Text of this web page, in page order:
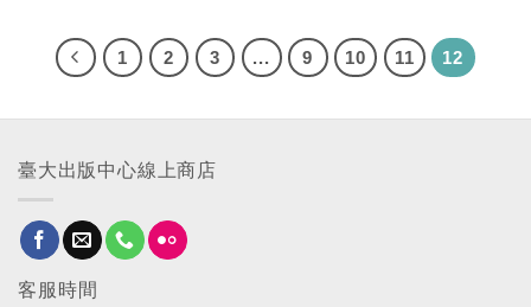
1 2 3 ... 9 10 11 12
臺大出版中心線上商店
客服時間